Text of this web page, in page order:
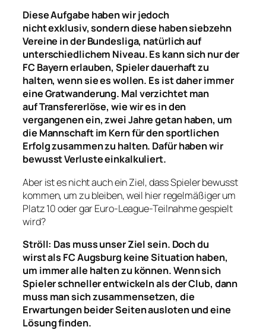
Diese Aufgabe habenwir jedoch
nichtexklusiv,sondern diese habensiebzehn
Vereine in der Bundesliga, natürlich auf
unterschiedlichem Niveau. Es kann sich nur der
FC Bayern erlauben, Spieler dauerhaft zu
halten, wenn sie es wollen. Es ist daher immer
eine Gratwanderung. Mal verzichtet man
aufTransfererlöse, wie wir es in den
vergangenenein,zwei Jahre getan haben, um
die Mannschaft im Kern für den sportlichen
Erfolg zusammen zu halten. Dafür haben wir
bewusst Verluste einkalkuliert.
Aber ist es nicht auch ein Ziel, dass Spieler bewusst
kommen, um zu bleiben, weil hier regelmäßiger um
Platz 10 oder gar Euro-League-Teilnahme gespielt
wird?
Ströll: Das muss unser Ziel sein. Doch du
wirstals FC Augsburg keine Situation haben,
um immeralle halten zu können. Wenn sich
Spieler schneller entwickeln als der Club, dann
muss man sich zusammensetzen,die
Erwartungen beider Seiten auslotenund eine
Lösung finden.